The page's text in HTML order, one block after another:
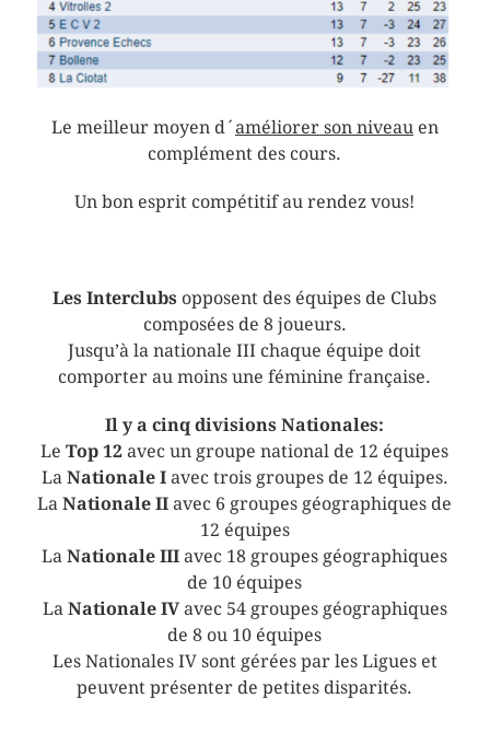
Le meilleur moyen d´améliorer son niveauen
complément des cours.
Un bon esprit compétitif au rendez vous!
Les Interclubs opposent des équipes de Clubs
composées de 8 joueurs.
Jusqu’à la nationale III chaque équipe doit
comporter au moins une féminine française.
Il y a cinq divisions Nationales:
LeTop 12 avec un groupe national de 12 équipes
La Nationale Iavec trois groupes de 12 équipes.
LaNationale II avec 6 groupes géographiques de
12 équipes
LaNationale III avec 18 groupes géographiques
de 10 équipes
La Nationale IVavec 54 groupes géographiques
de 8 ou 10 équipes
Les Nationales IV sont gérées par les Ligues et
peuvent présenter de petites disparités.